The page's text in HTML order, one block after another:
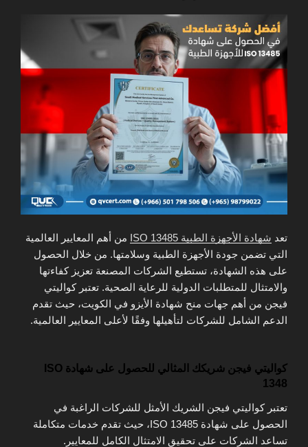
تعد شهادة الأجهزة الطبية ISO 13485
من أهم المعايير العالمية
التي تضمن جودة الأجهزة الطبية وسلامتها. من خلال الحصول
على هذه الشهادة، تستطيع الشركات المصنعة تعزيز كفاءتها
والامتثال للمتطلبات الدولية للرعاية الصحية. تعتبر كواليتي
فيجن من أهم جهات منح شهادة الأيزو في الكويت، حيث تقدم
الدعم الشامل للشركات لتأهيلها وفقًا لأعلى المعايير العالمية.
كواليتي فيجن شريكك المثالي للحصول على شهادة ISO
1348
تعتبر كواليتي فيجن الشريك الأمثل للشركات الراغبة في
الحصول على شهادة ISO 13485، حيث تقدم خدمات متكاملة
تساعد الشركات على تحقيق الامتثال الكامل للمعايير.